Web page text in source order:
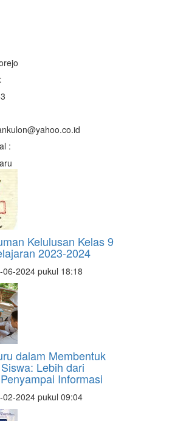
:
Kelulusan Kelas 9
2023-2024
06-2024 pukul 18:18
dalam Membentuk
Lebih dari
Informasi
02-2024 pukul 09:04